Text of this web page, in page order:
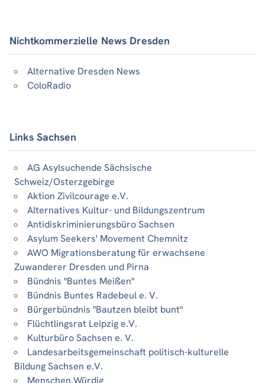
Nichtkommerzielle News Dresden
Alternative Dresden News
ColoRadio
Links Sachsen
AG Asylsuchende Sächsische
Schweiz/Osterzgebirge
Aktion Zivilcourage e.V.
Alternatives Kultur- und Bildungszentrum
Antidiskriminierungsbüro Sachsen
Asylum Seekers' Movement Chemnitz
AWO Migrationsberatung für erwachsene
Zuwanderer Dresden und Pirna
Bündnis "Buntes Meißen"
Bündnis Buntes Radebeul e. V.
Bürgerbündnis "Bautzen bleibt bunt"
Flüchtlingsrat Leipzig e.V.
Kulturbüro Sachsen e. V.
Landesarbeitsgemeinschaft politisch-kulturelle
Bildung Sachsen e.V.